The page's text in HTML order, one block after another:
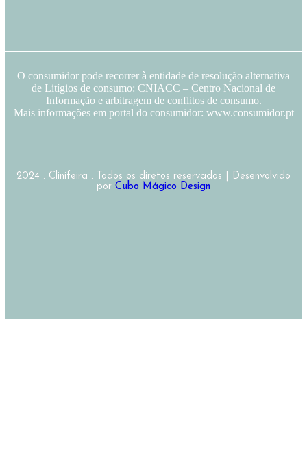
O consumidor pode recorrer à entidade de resolução alternativa
de Litígios de consumo: CNIACC – Centro Nacional de
Informação e arbitragem de conflitos de consumo.
Mais informações em portal do consumidor: www.consumidor.pt
2024 . Clinifeira . Todos os diretos reservados | Desenvolvido
por Cubo Mágico Design